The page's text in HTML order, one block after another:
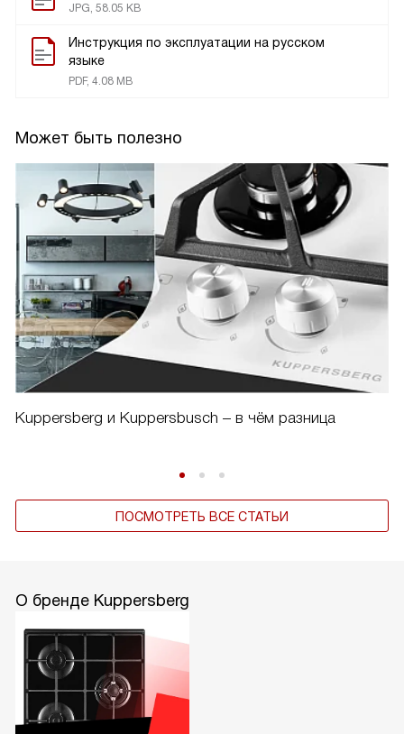
JPG, 58.05 KB
Инструкция по эксплуатации на русском
языке
PDF, 4.08 MB
Может быть полезно
Kuppersberg и Kuppersbusch – в чём разница
ПОСМОТРЕТЬ ВСЕ СТАТЬИ
О бренде Kuppersberg